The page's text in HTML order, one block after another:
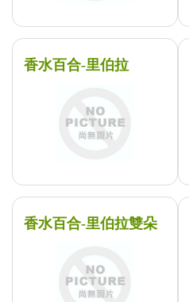
香水百合-里伯拉
香水百合-里伯拉雙朵